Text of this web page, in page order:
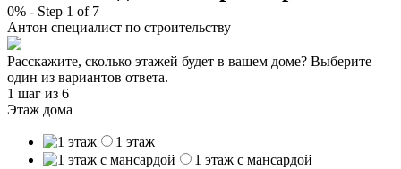
0% - Step 1 of 7
Антон специалист по строительству
Расскажите, сколько этажей будет в вашем доме? Выберите
один из вариантов ответа.
1 шаг из 6
Этаж дома
1 этаж
1 этаж с мансардой